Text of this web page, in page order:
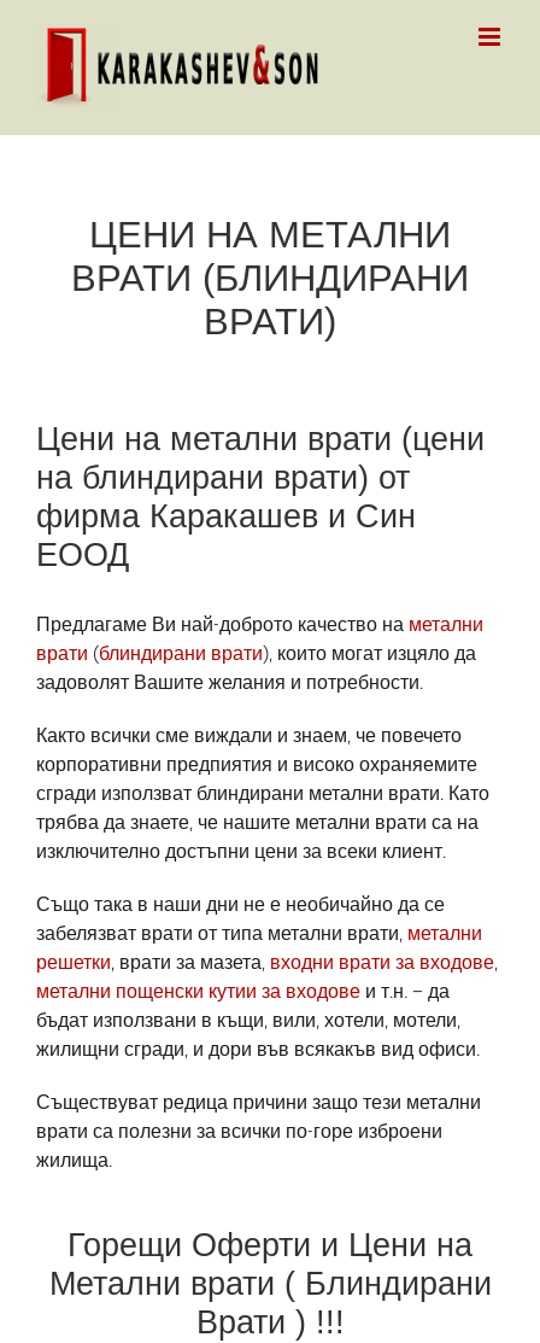
ЦЕНИ НА МЕТАЛНИ
ВРАТИ (БЛИНДИРАНИ
ВРАТИ)
Цени на метални врати (цени
на блиндирани врати) от
фирма Каракашев и Син
ЕООД
Предлагаме Ви най-доброто качество на метални
врати (блиндирани врати), които могат изцяло да
задоволят Вашите желания и потребности.
Както всички сме виждали и знаем, че повечето
корпоративни предпиятия и високо охраняемите
сгради използват блиндирани метални врати. Като
трябва да знаете, че нашите метални врати са на
изключително достъпни цени за всеки клиент.
Също така в наши дни не е необичайно да се
забелязват врати от типа метални врати, метални
решетки, врати за мазета, входни врати за входове,
метални пощенски кутии за входове и т.н. – да
бъдат използвани в къщи, вили, хотели, мотели,
жилищни сгради, и дори във всякакъв вид офиси.
Съществуват редица причини защо тези метални
врати са полезни за всички по-горе изброени
жилища.
Горещи Оферти и Цени на
Метални врати ( Блиндирани
Врати ) !!!